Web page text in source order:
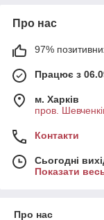
Про нас
97%
Працює з
м. Харків
пров.
Контакти
Сьогодні
Показати
Про нас